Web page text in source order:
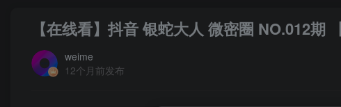
【在线看】抖音 银蛇大人 微密圈 NO.012期
weime
12个月前发布